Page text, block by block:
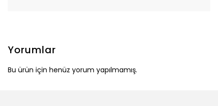
Yorumlar
Bu ürün için henüz yorum yapılmamış.